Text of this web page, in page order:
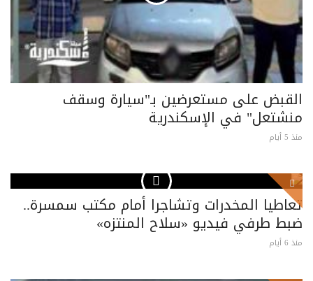
القبض على مستعرضين بـ"سيارة وسقف
منشتعل" في الإسكندرية
منذ 5 أيام
تعاطيا المخدرات وتشاجرا أمام مكتب سمسرة..
ضبط طرفي فيديو «سلاح المنتزه»
منذ 6 أيام